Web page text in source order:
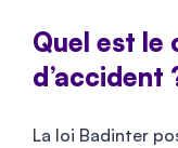
Quel est le
d’accident
La loi Badinter